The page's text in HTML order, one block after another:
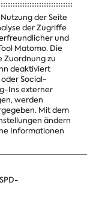
der Seite
der Zugriffe
und
Matomo. Die
Zuordnung zu
deaktiviert
Social-
Ins externer
werden
Mit dem
ändern
Informationen